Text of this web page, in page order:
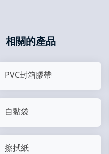
相關的產品
PVC封箱膠帶
自黏袋
擦拭紙